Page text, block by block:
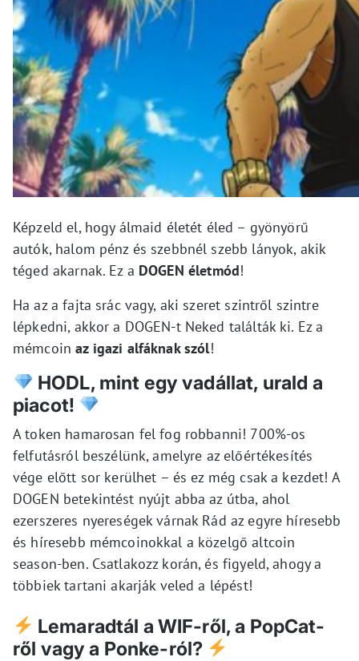
Képzeld el, hogy álmaid életét éled – gyönyörű
autók, halom pénz és szebbnél szebb lányok, akik
téged akarnak. Ez a DOGEN életmód!
Ha az a fajta srác vagy, aki szeret szintről szintre
lépkedni, akkor a DOGEN-t Neked találták ki. Ez a
mémcoinaz igazi alfáknak szól!
HODL, mint egy vadállat, urald a
piacot!
A token hamarosan fel fog robbanni! 700%-os
felfutásról beszélünk, amelyre az előértékesítés
vége előtt sor kerülhet – és ez még csak a kezdet! A
DOGEN betekintést nyújt abba az útba, ahol
ezerszeres nyereségek várnak Rád az egyre híresebb
és híresebb mémcoinokkal a közelgő altcoin
season-ben. Csatlakozz korán, és figyeld, ahogy a
többiek tartani akarják veled a lépést!
Lemaradtál a WIF-ről, a PopCat-
ről vagy a Ponke-ról?